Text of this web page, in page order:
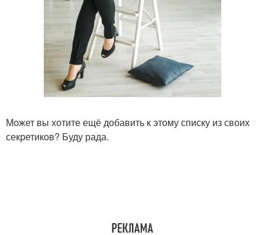
Может вы хотите ещё добавить к этому списку из своих
секретиков? Буду рада.